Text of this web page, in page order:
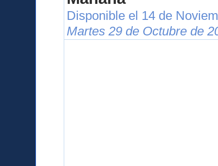
Disponible el 14 de
Martes 29 de Octubre de